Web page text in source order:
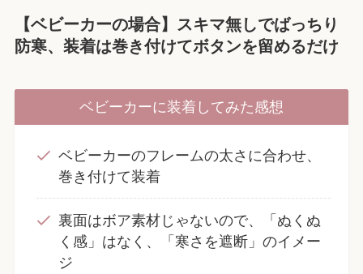
【ベビーカーの場合】スキマ無しでばっちり
防寒、装着は巻き付けてボタンを留めるだけ
ベビーカーに装着してみた感想
ベビーカーのフレームの太さに合わせ、
巻き付けて装着
裏面はボア素材じゃないので、「ぬくぬ
く感」はなく、「寒さを遮断」のイメー
ジ